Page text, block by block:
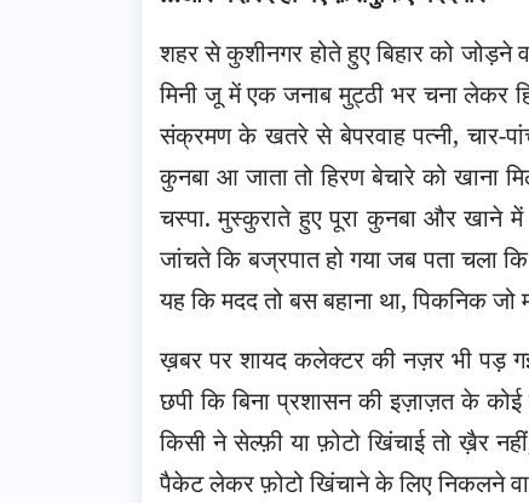
शहर से कुशीनगर होते हुए बिहार को जोड़ने
मिनी जू में एक जनाब मुट्ठी भर चना लेकर
संक्रमण के खतरे से बेपरवाह पत्नी, चार-
कुनबा आ जाता तो हिरण बेचारे को खाना
चस्पा. मुस्कुराते हुए पूरा कुनबा और
जांचते कि बज्रपात हो गया जब पता चला
यह कि मदद तो बस बहाना था, पिकनिक जो
ख़बर पर शायद कलेक्टर की नज़र भी पड़
छपी कि बिना प्रशासन की इज़ाज़त के
किसी ने सेल्फ़ी या फ़ोटो खिंचाई तो ख़ैर
पैकेट लेकर फ़ोटो खिंचाने के लिए निकलने